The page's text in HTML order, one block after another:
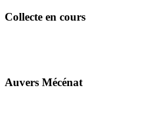
Collecte en cours
Auvers Mécénat